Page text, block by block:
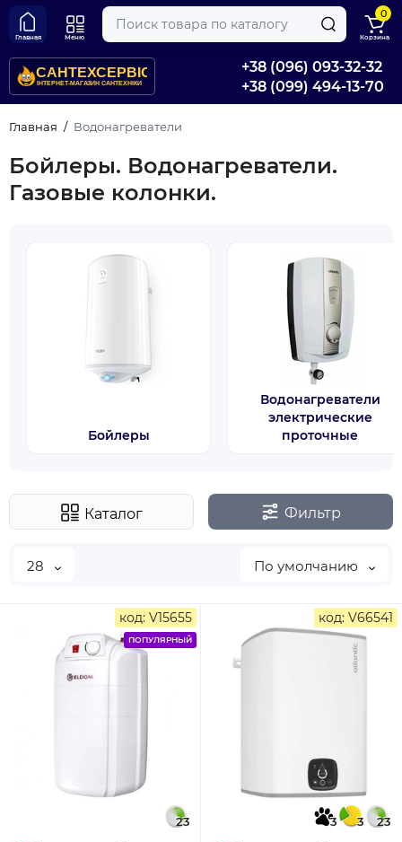
+38 (096) 093-32-32
+38 (099) 494-13-70
Главная Меню
0
Корзина
Главная Водонагреватели
Бойлеры. Водонагреватели.
Газовые колонки.
Бойлеры
Водонагреватели
электрические
проточные
Каталог Фильтр
28 По умолчанию
код: V15655
23
ПОПУЛЯРНЫЙ
код: V66541
3 3
23